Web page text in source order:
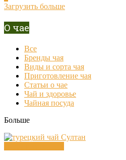
Загрузить больше
О чае
Все
Бренды чая
Виды и сорта чая
Приготовление чая
Статьи о чае
Чай и здоровье
Чайная посуда
Больше